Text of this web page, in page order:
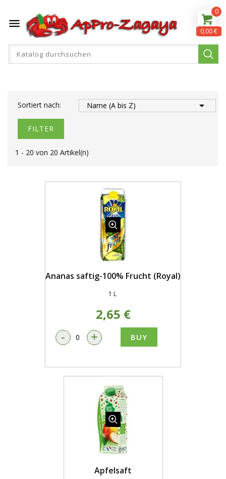

Sortiert nach: Name (A bis Z) 
FILTER
1 - 20 von 20 Artikel(n)
Ananas saftig-100% Frucht (Royal)
1 L
2,65 €
- + BUY
Apfelsaft
0
0,00 €